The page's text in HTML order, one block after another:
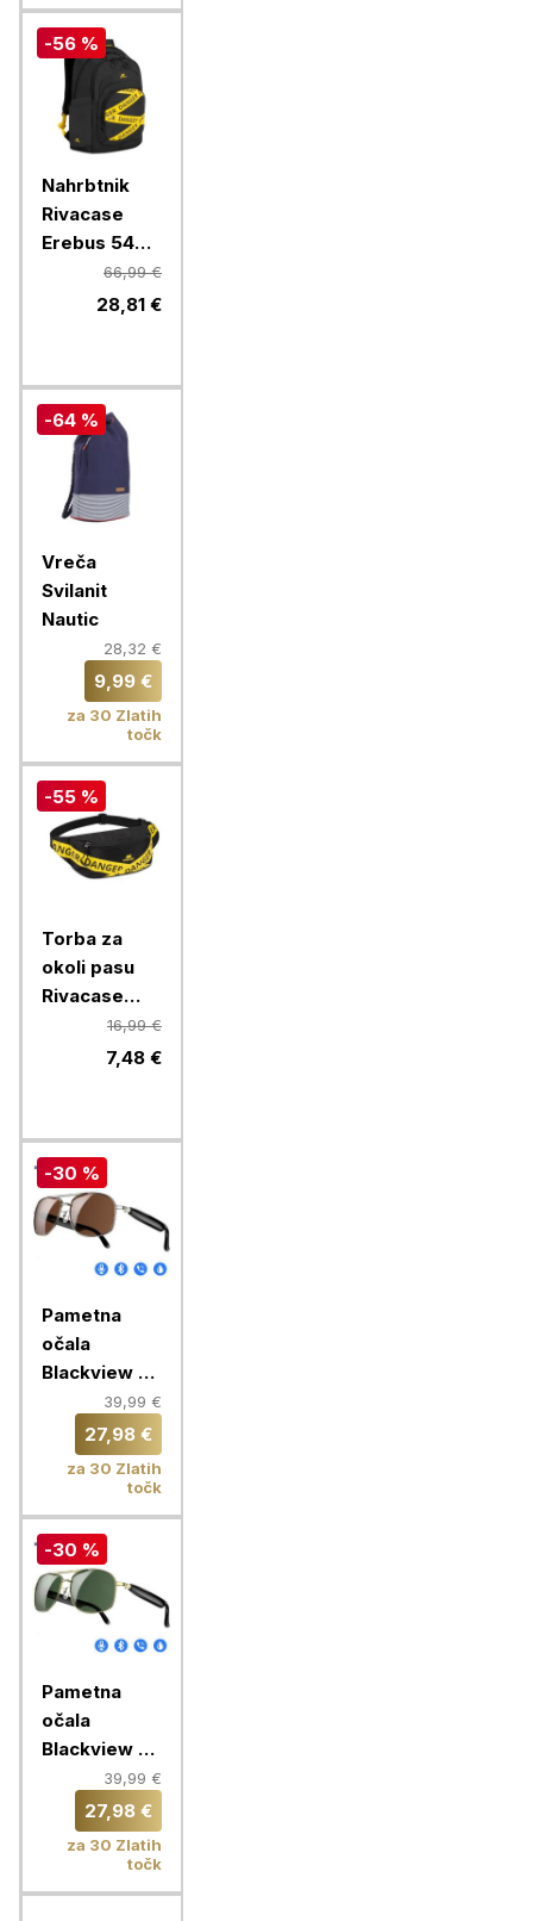
-56 %
Nahrbtnik
Rivacase
Erebus 5461,
vodoodbojni,
30 l, črna
66,99 €
28,81 €
-64 %
Vreča
Svilanit
Nautic
28,32 €
9,99 €
za 30 Zlatih
točk
-55 %
Torba za
okoli pasu
Rivacase
Erebus 5411,
16,99 €
7,48 €
-30 %
Pametna
očala
Blackview D1
PRO, srebrna
39,99 €
27,98 €
za 30 Zlatih
točk
-30 %
Pametna
očala
Blackview D1
PRO, zlata39,99 €
27,98 €
za 30 Zlatih
točk